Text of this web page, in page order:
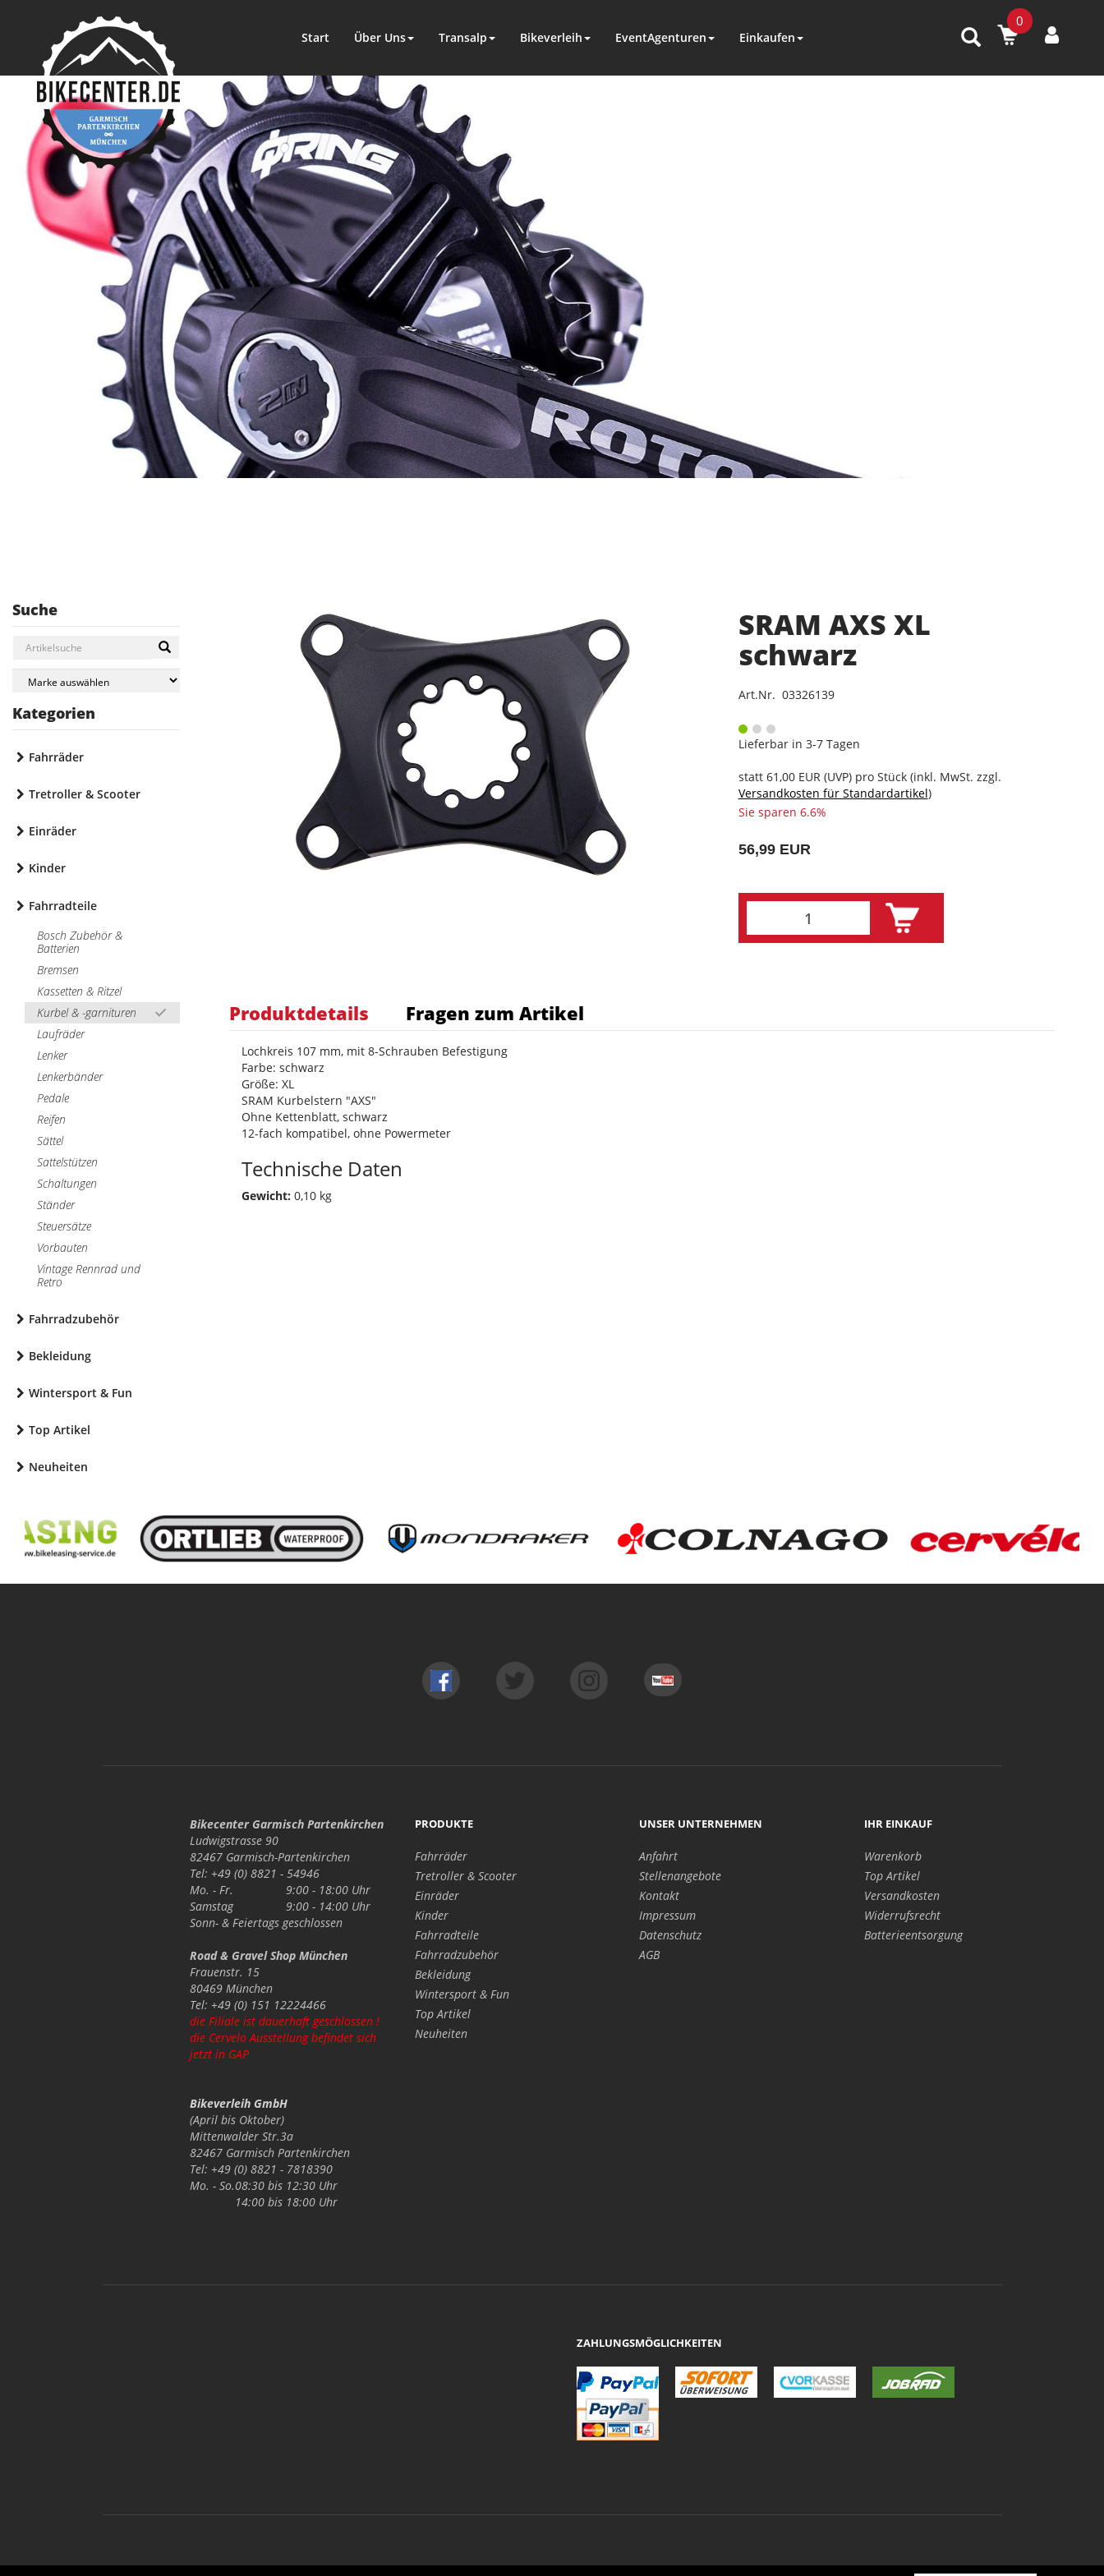
0
Start Über Uns Transalp Bikeverleih EventAgenturen Einkaufen
Suche
Kategorien
Fahrräder
Tretroller & Scooter
Einräder
Kinder
Fahrradteile
Bosch Zubehör &
Batterien
Bremsen
Kassetten & Ritzel
Kurbel & -garnituren
Laufräder
Lenker
Lenkerbänder
Pedale
Reifen
Sättel
Sattelstützen
Schaltungen
Ständer
Steuersätze
Vorbauten
Vintage Rennrad und
Retro
Fahrradzubehör
Bekleidung
Wintersport & Fun
Top Artikel
Neuheiten
SRAM AXS XL
schwarz
Art.Nr. 03326139
Lieferbar in 3-7 Tagen
statt 61,00 EUR(UVP) pro Stück (inkl. MwSt. zzgl.
Versandkosten für Standardartikel)
Sie sparen 6.6%
56,99 EUR
Produktdetails Fragen zum Artikel
Lochkreis 107 mm, mit 8-Schrauben Befestigung
Farbe: schwarz
Größe: XL
SRAM Kurbelstern "AXS"
Ohne Kettenblatt, schwarz
12-fach kompatibel, ohne Powermeter
Technische Daten
Gewicht: 0,10 kg
Bikecenter Garmisch Partenkirchen
Ludwigstrasse 90
82467 Garmisch-Partenkirchen
Tel: +49 (0) 8821 - 54946
Mo. - Fr.
9:00 - 18:00 Uhr
Samstag
9:00 - 14:00 Uhr
Sonn- & Feiertagsgeschlossen
Road & Gravel Shop München
Frauenstr. 15
80469 München
Tel: +49 (0) 151 12224466
die Filiale ist dauerhaft geschlossen !
die Cervelo Ausstellung befindet sich
jetzt in GAP
Bikeverleih GmbH
(April bis Oktober)
Mittenwalder Str.3a
82467 Garmisch Partenkirchen
Tel: +49 (0) 8821 - 7818390
Mo. - So.08:30 bis 12:30 Uhr
14:00 bis 18:00 Uhr
PRODUKTE
Fahrräder
Tretroller & Scooter
Einräder
Kinder
Fahrradteile
Fahrradzubehör
Bekleidung
Wintersport & Fun
Top Artikel
Neuheiten
UNSER UNTERNEHMEN
Anfahrt
Stellenangebote
Kontakt
Impressum
Datenschutz
AGB
IHR EINKAUF
Warenkorb
Top Artikel
Versandkosten
Widerrufsrecht
Batterieentsorgung
ZAHLUNGSMÖGLICHKEITEN